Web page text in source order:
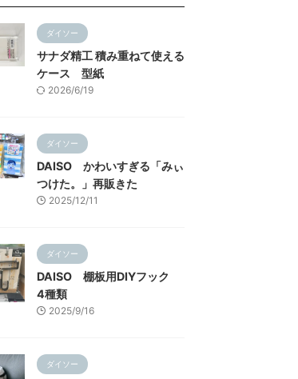
ダイソー
サナダ精工 積み重ねて使える
ケース 型紙
2026/6/19
ダイソー
DAISO かわいすぎる「みぃ
つけた。」再販きた
2025/12/11
ダイソー
DAISO 棚板用DIYフック
4種類
2025/9/16
ダイソー